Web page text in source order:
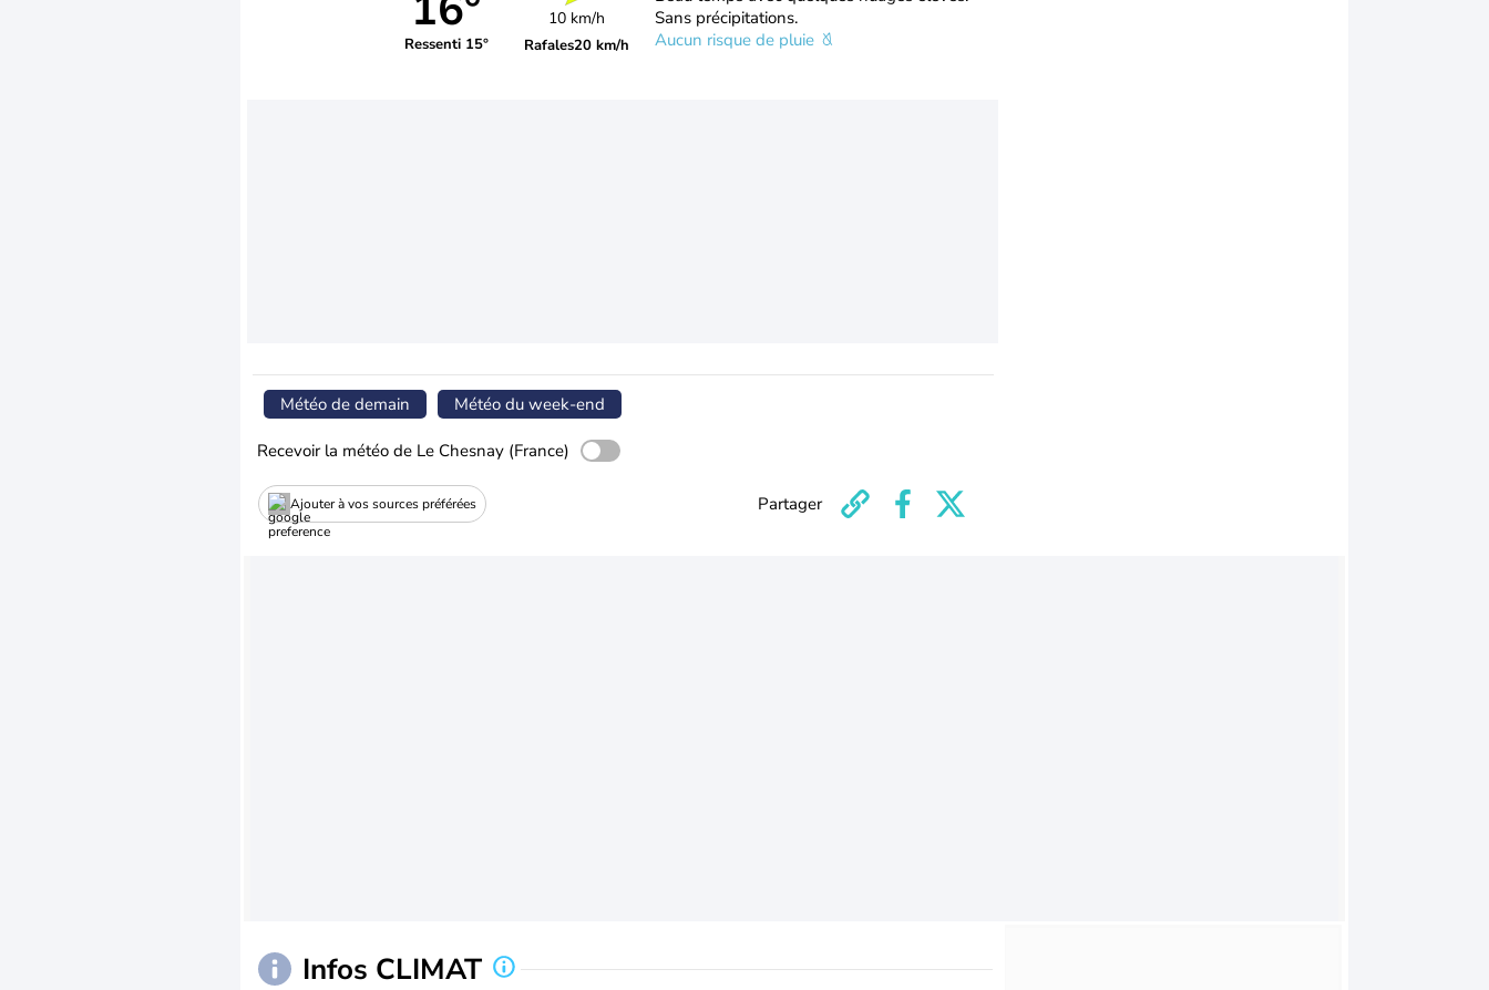
Ressenti 15°
10 km/h
Rafales20 km/h
Sans précipitations.
Aucun risque de pluie
Météo de demain Météo du week-end
Recevoir la météo de Le Chesnay (France)
Ajouter à vos sources préférées Partager
Infos CLIMAT